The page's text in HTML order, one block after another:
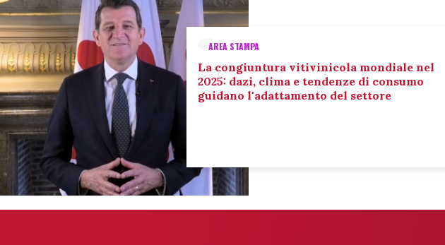
AREA STAMPA
La congiuntura vitivinicola mondiale nel
2025: dazi, clima e tendenze di consumo
guidano l'adattamento del settore